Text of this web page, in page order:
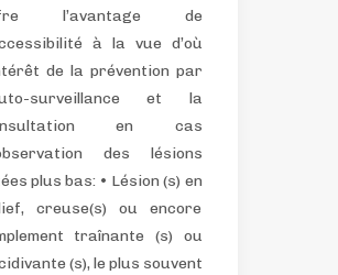
l’avantage de
à la vue d’où
de la prévention par
surveillance et la
en cas
des lésions
plus bas: • Lésion (s) en
creuse(s) ou encore
traînante (s) ou
(s), le plus souvent